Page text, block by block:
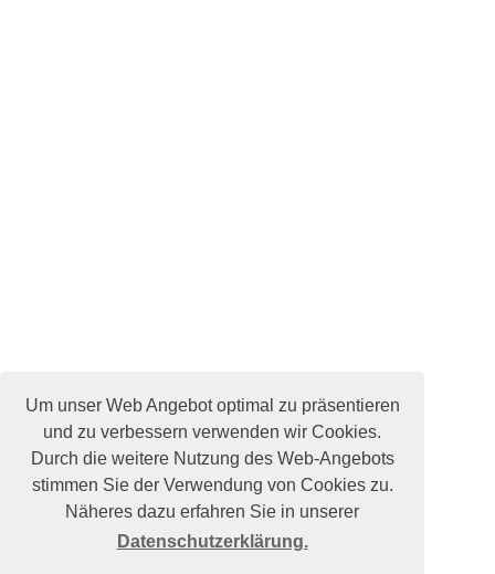
Um unser Web Angebot optimal zu präsentieren
und zu verbessern verwenden wir Cookies.
Durch die weitere Nutzung des Web-Angebots
stimmen Sie der Verwendung von Cookies zu.
Näheres dazu erfahren Sie in unserer
Datenschutzerklärung.